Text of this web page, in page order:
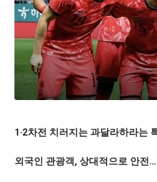
1·2차전 치러지는 과달라하라는
외국인 관광객, 상대적으로 안전